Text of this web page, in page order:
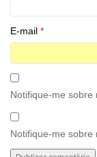
E-mail *
Notifique-me sobre
Notifique-me sobre